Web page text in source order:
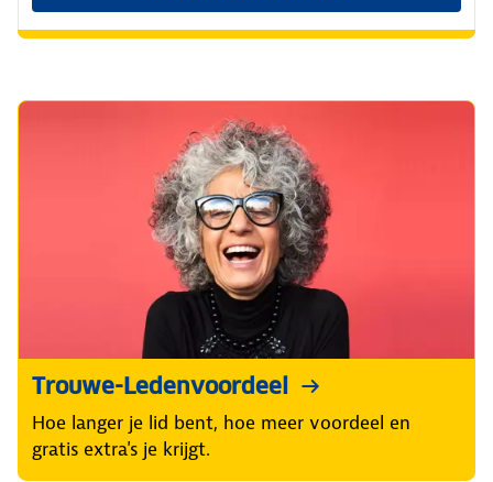
Trouwe-Ledenvoordeel
Hoe langer je lid bent, hoe meer voordeel en
gratis extra's je krijgt.